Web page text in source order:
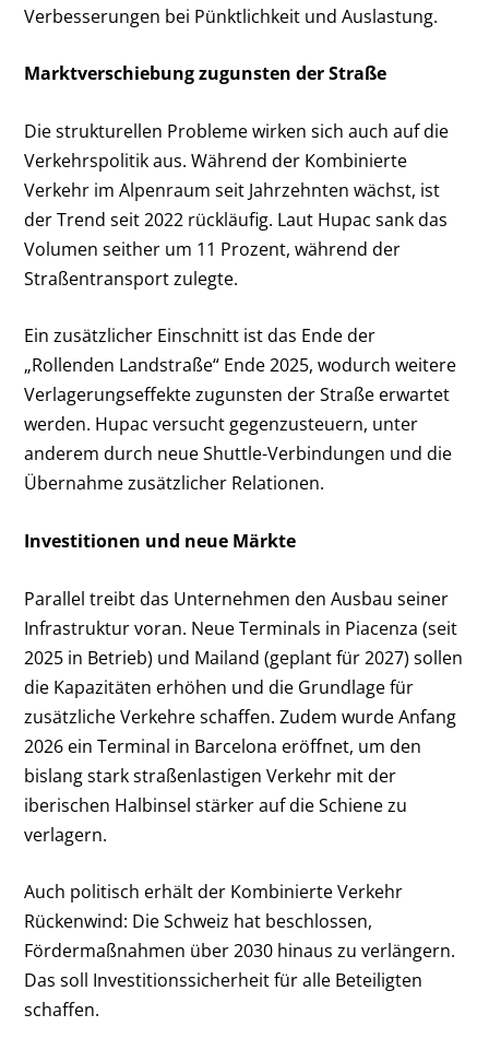
Verbesserungen bei Pünktlichkeit und Auslastung.
Marktverschiebung zugunsten der Straße
Die strukturellen Probleme wirken sich auch auf die
Verkehrspolitik aus. Während der Kombinierte
Verkehr im Alpenraum seit Jahrzehnten wächst, ist
der Trend seit 2022 rückläufig. Laut Hupac sank das
Volumen seither um 11 Prozent, während der
Straßentransport zulegte.
Ein zusätzlicher Einschnitt ist das Ende der
„Rollenden Landstraße“ Ende 2025, wodurch weitere
Verlagerungseffekte zugunsten der Straße erwartet
werden. Hupac versucht gegenzusteuern, unter
anderem durch neue Shuttle-Verbindungen und die
Übernahme zusätzlicher Relationen.
Investitionen und neue Märkte
Parallel treibt das Unternehmen den Ausbau seiner
Infrastruktur voran. Neue Terminals in Piacenza (seit
2025 in Betrieb) und Mailand (geplant für 2027) sollen
die Kapazitäten erhöhen und die Grundlage für
zusätzliche Verkehre schaffen. Zudem wurde Anfang
2026 ein Terminal in Barcelona eröffnet, um den
bislang stark straßenlastigen Verkehr mit der
iberischen Halbinsel stärker auf die Schiene zu
verlagern.
Auch politisch erhält der Kombinierte Verkehr
Rückenwind: Die Schweiz hat beschlossen,
Fördermaßnahmen über 2030 hinaus zu verlängern.
Das soll Investitionssicherheit für alle Beteiligten
schaffen.